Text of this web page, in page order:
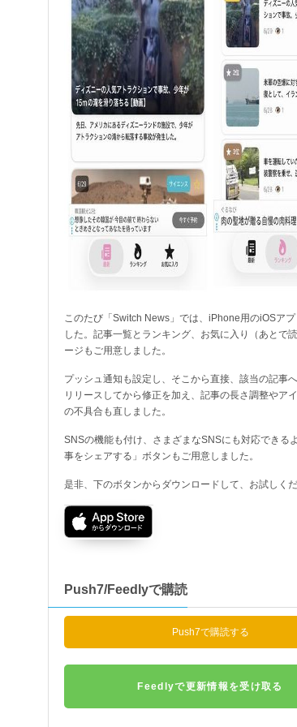
このたび「Switch News」では、iPhone用のiOSアプ
した。記事一覧とランキング、お気に入り（あとで
ージもご用意しました。
プッシュ通知も設定し、そこから直接、該当の記事へ
リリースしてから修正を加え、記事の長さ調整やア
の不具合も直しました。
SNSの機能も付け、さまざまなSNSにも対応できる
事をシェアする」ボタンもご用意しました。
是非、下のボタンからダウンロードして、お試しくだ
Push7/Feedlyで購読
Push7で購読する
Feedlyで更新情報を受け取る